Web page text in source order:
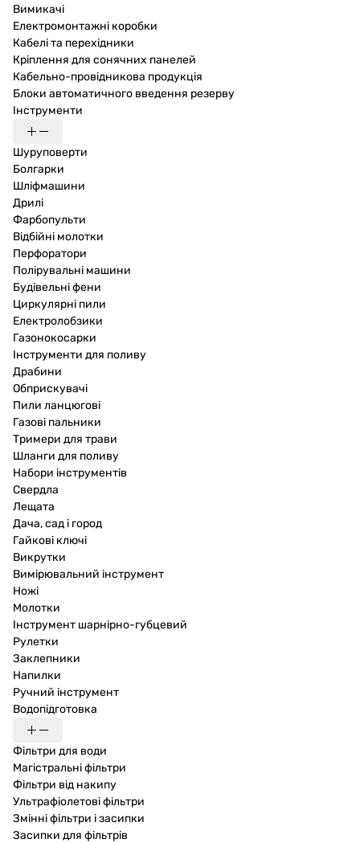
Вимикачі
Електромонтажні коробки
Кабелі та перехідники
Кріплення для сонячних панелей
Кабельно-провідникова продукція
Блоки автоматичного введення резерву
Інструменти
Шуруповерти
Болгарки
Шліфмашини
Дрилі
Фарбопульти
Відбійні молотки
Перфоратори
Полірувальні машини
Будівельні фени
Циркулярні пили
Електролобзики
Газонокосарки
Інструменти для поливу
Драбини
Обприскувачі
Пили ланцюгові
Газові пальники
Тримери для трави
Шланги для поливу
Набори інструментів
Свердла
Лещата
Дача, сад і город
Гайкові ключі
Викрутки
Вимірювальний інструмент
Ножі
Молотки
Інструмент шарнірно-губцевий
Рулетки
Заклепники
Напилки
Ручний інструмент
Водопідготовка
Фільтри для води
Магістральні фільтри
Фільтри від накипу
Ультрафіолетові фільтри
Змінні фільтри і засипки
Засипки для фільтрів